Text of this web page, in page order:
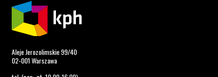
Aleje Jerozolimskie 99/40
02-001 Warszawa